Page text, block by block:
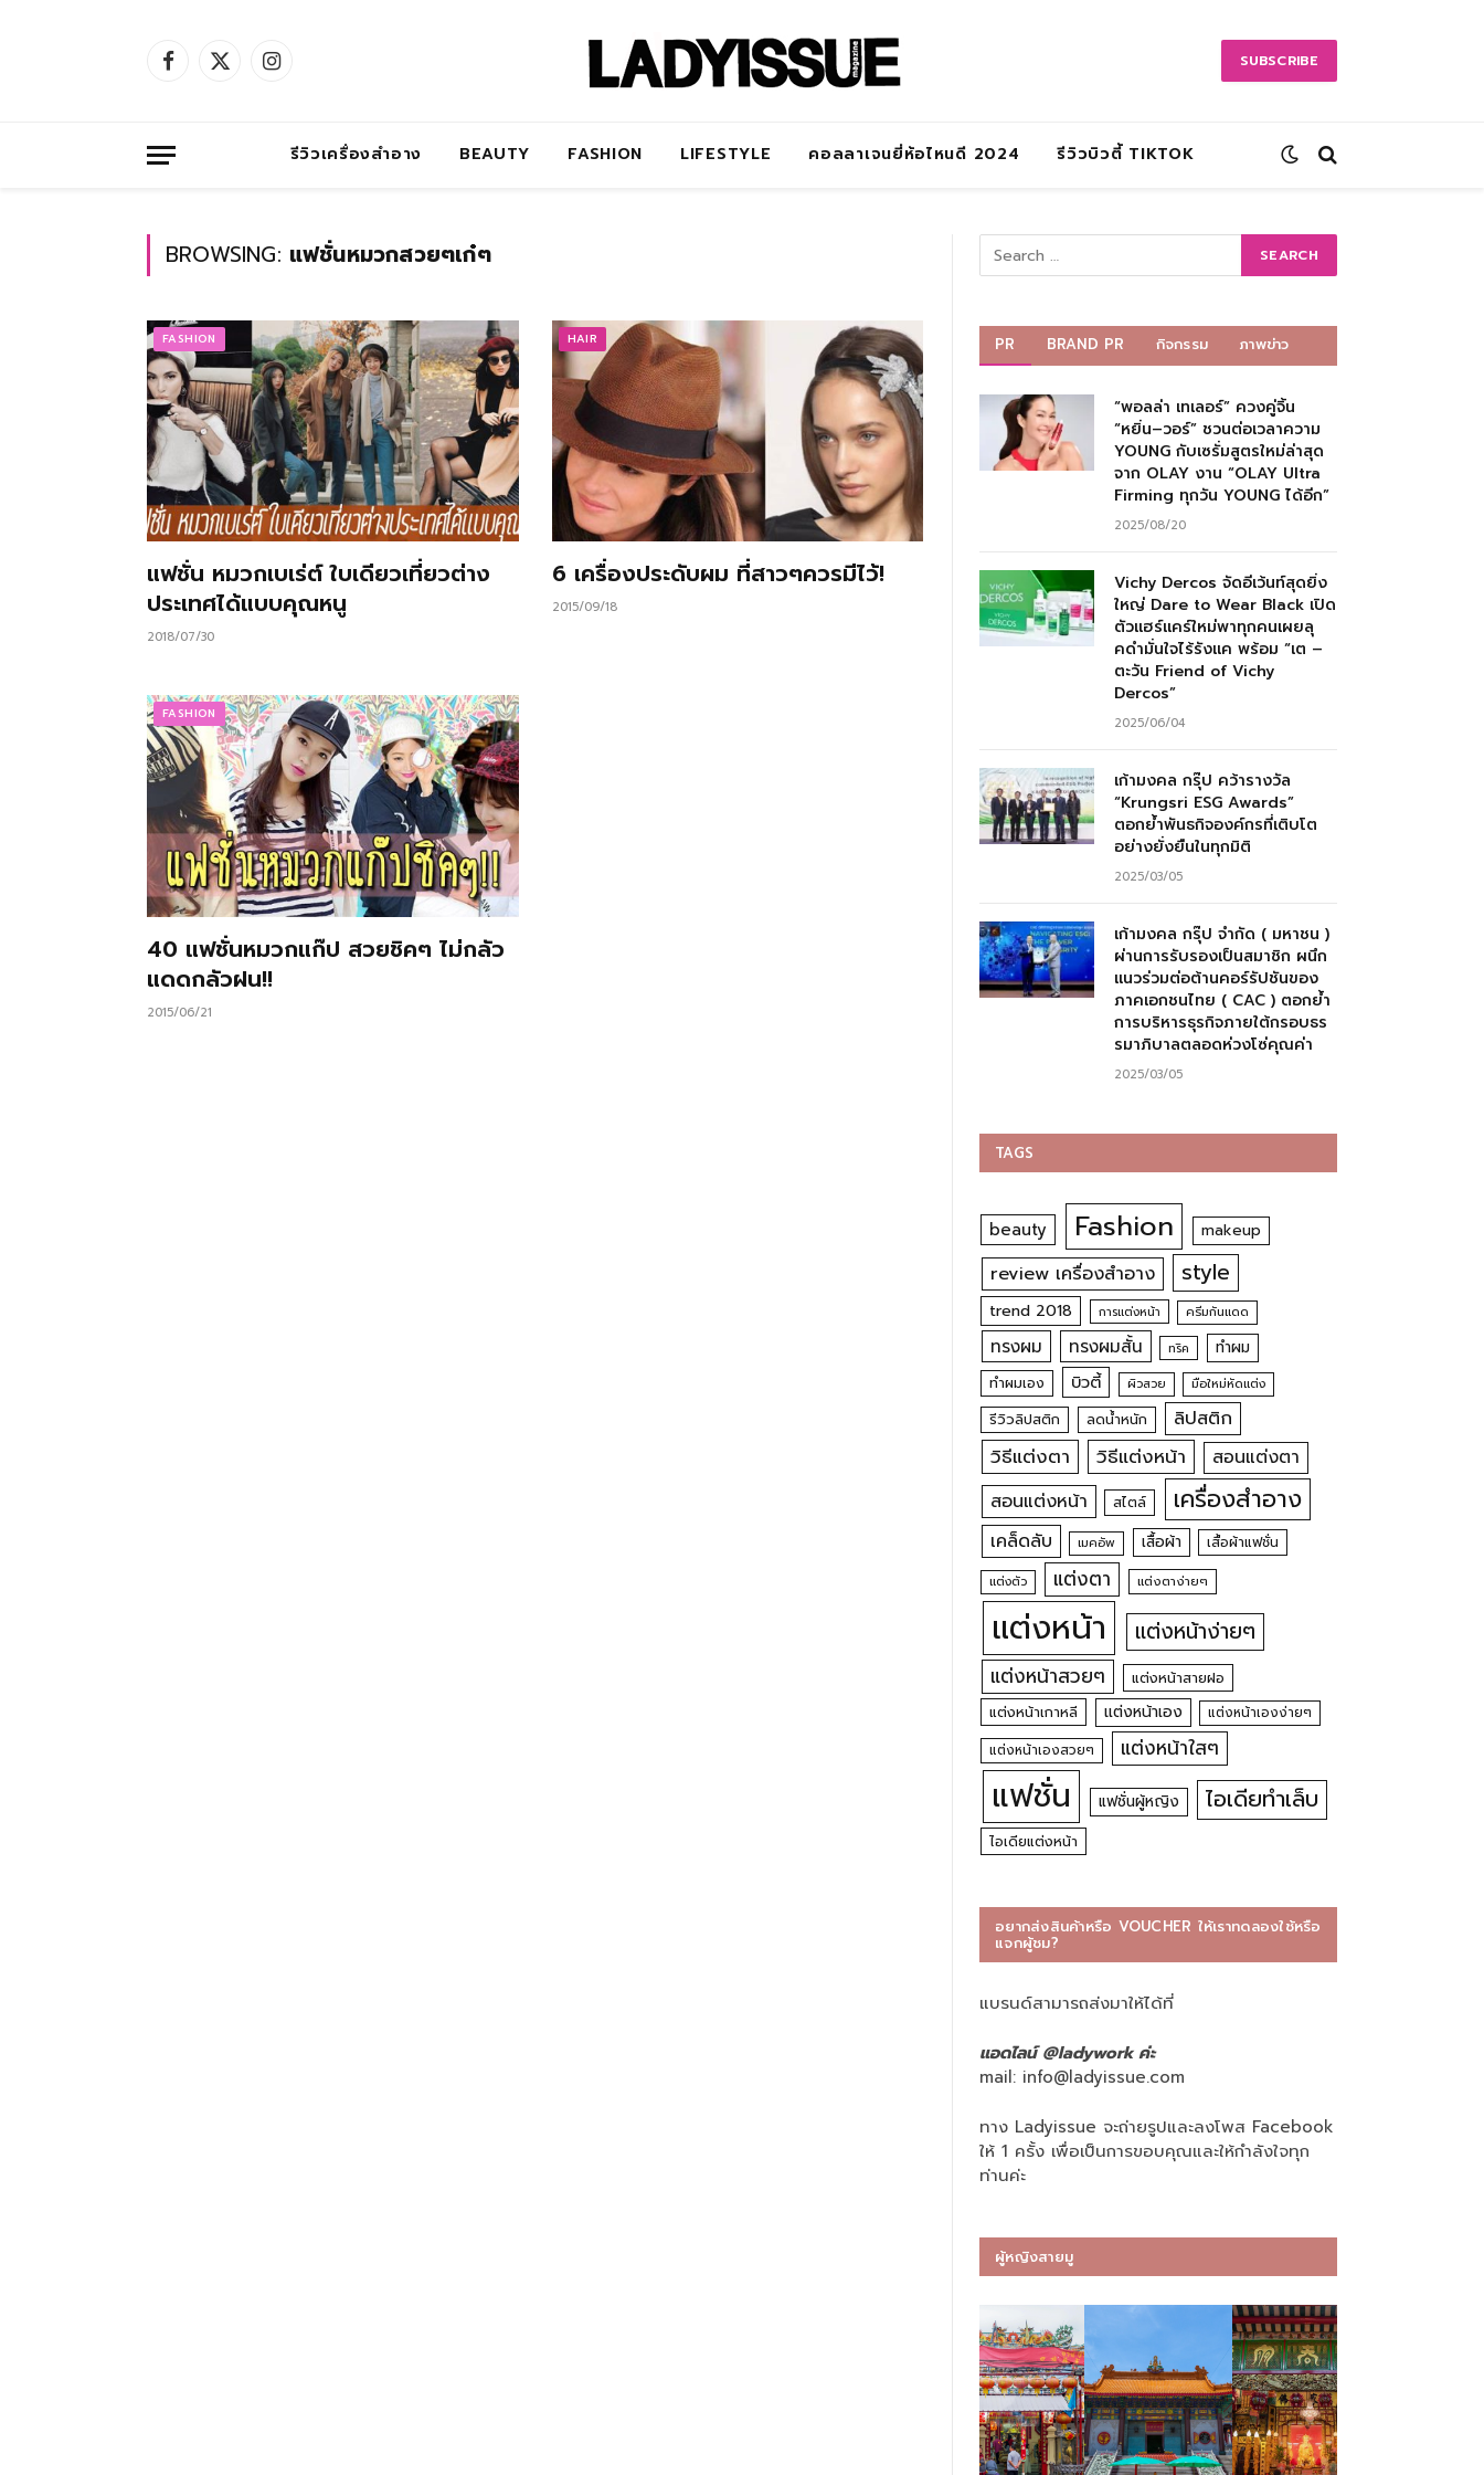
Facebook
X
Instagram SUBSCRIBE
รีวิวเครื่องสำอาง BEAUTY FASHION LIFESTYLE คอลลาเจนยี่ห้อไหนดี 2024 รีวิวบิวตี้ TIKTOK
BROWSING: แฟชั่นหมวกสวยๆเก๋ๆ
FASHION
แฟชั่น หมวกเบเร่ต์ ใบเดียวเที่ยวต่าง
ประเทศได้แบบคุณหนู
2018/07/30
HAIR
6 เครื่องประดับผม ที่สาวๆควรมีไว้!
2015/09/18
FASHION
40 แฟชั่นหมวกแก๊ป สวยชิคๆ ไม่กลัว
แดดกลัวฝน!!
2015/06/21
PR BRAND PR กิจกรรม ภาพข่าว
“พอลล่า เทเลอร์” ควงคู่จิ้น
“หยิ่น–วอร์” ชวนต่อเวลาความ
YOUNG กับเซรั่มสูตรใหม่ล่าสุด
จาก OLAY งาน “OLAY Ultra
Firming ทุกวัน YOUNG ได้อีก”
2025/08/20
Vichy Dercos จัดอีเว้นท์สุดยิ่ง
ใหญ่ Dare to Wear Black เปิด
ตัวแฮร์แคร์ใหม่พาทุกคนเผยลุ
คดำมั่นใจไร้รังแค พร้อม “เต –
ตะวัน Friend of Vichy
Dercos”
2025/06/04
เก้ามงคล กรุ๊ป คว้ารางวัล
“Krungsri ESG Awards”
ตอกย้ำพันธกิจองค์กรที่เติบโต
อย่างยั่งยืนในทุกมิติ
2025/03/05
เก้ามงคล กรุ๊ป จำกัด ( มหาชน )
ผ่านการรับรองเป็นสมาชิก ผนึก
แนวร่วมต่อต้านคอร์รัปชันของ
ภาคเอกชนไทย ( CAC ) ตอกย้ำ
การบริหารธุรกิจภายใต้กรอบธร
รมาภิบาลตลอดห่วงโซ่คุณค่า
2025/03/05
TAGS
beauty Fashion makeup
review เครื่องสำอาง style
trend 2018 การแต่งหน้า ครีมกันแดด
ทรงผม ทรงผมสั้น ทริค ทำผม
ทำผมเอง บิวตี้ ผิวสวย มือใหม่หัดแต่ง
รีวิวลิปสติก ลดน้ำหนัก ลิปสติก
วิธีแต่งตา วิธีแต่งหน้า สอนแต่งตา
สอนแต่งหน้า สไตล์ เครื่องสำอาง
เคล็ดลับ เมคอัพ เสื้อผ้า เสื้อผ้าแฟชั่น
แต่งตัว แต่งตา แต่งตาง่ายๆ
แต่งหน้า แต่งหน้าง่ายๆ
แต่งหน้าสวยๆ
แต่งหน้าสายฝอ
แต่งหน้าเกาหลี
แต่งหน้าเอง
แต่งหน้าเองง่ายๆ
แต่งหน้าเองสวยๆ
แต่งหน้าใสๆ
แฟชั่น แฟชั่นผู้หญิง ไอเดียทำเล็บ
ไอเดียแต่งหน้า
อยากส่งสินค้าหรือ VOUCHER ให้เราทดลองใช้หรือ
แจกผู้ชม?
แบรนด์สามารถส่งมาให้ได้ที่
แอดไลน์ @ladywork ค่ะ
mail: info@ladyissue.com
ทาง Ladyissue จะถ่ายรูปและลงโพส Facebook
ให้ 1 ครั้ง เพื่อเป็นการขอบคุณและให้กำลังใจทุก
ท่านค่ะ
ผู้หญิงสายมู